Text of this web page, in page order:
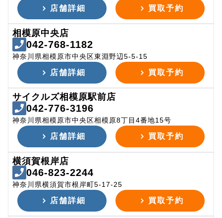
店舗詳細 買取予約
相模原中央店
042-768-1182
神奈川県相模原市中央区東淵野辺5-5-15
店舗詳細 買取予約
サイクルズ相模原駅前店
042-776-3196
神奈川県相模原市中央区相模原8丁目4番地15号
店舗詳細 買取予約
横須賀根岸店
046-823-2244
神奈川県横須賀市根岸町5-17-25
店舗詳細 買取予約